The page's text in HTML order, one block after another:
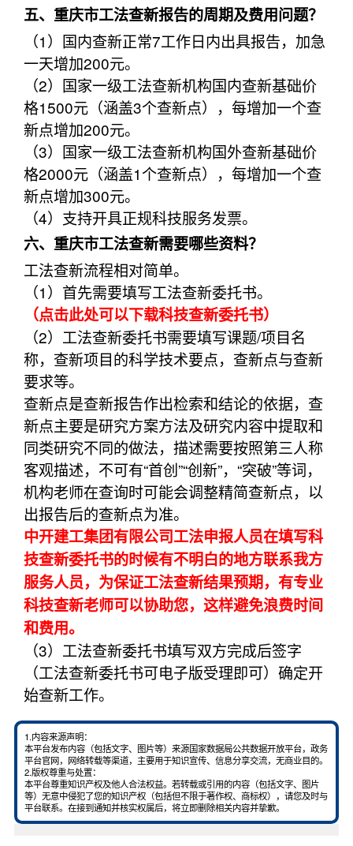
五、重庆市工法查新报告的周期及费用问题？
（1）国内查新正常7工作日内出具报告，加急
一天增加200元。
（2）国家一级工法查新机构国内查新基础价
格1500元（涵盖3个查新点），每增加一个查
新点增加200元。
（3）国家一级工法查新机构国外查新基础价
格2000元（涵盖1个查新点），每增加一个查
新点增加300元。
（4）支持开具正规科技服务发票。
六、重庆市工法查新需要哪些资料？
工法查新流程相对简单。
（1）首先需要填写工法查新委托书。
（点击此处可以下载科技查新委托书）
（2）工法查新委托书需要填写课题/项目名
称，查新项目的科学技术要点，查新点与查新
要求等。
查新点是查新报告作出检索和结论的依据，查
新点主要是研究方案方法及研究内容中提取和
同类研究不同的做法，描述需要按照第三人称
客观描述，不可有“首创”“创新”，“突破”等词，
机构老师在查询时可能会调整精简查新点，以
出报告后的查新点为准。
中开建工集团有限公司工法申报人员在填写科
技查新委托书的时候有不明白的地方联系我方
服务人员，为保证工法查新结果预期，有专业
科技查新老师可以协助您，这样避免浪费时间
和费用。
（3）工法查新委托书填写双方完成后签字
（工法查新委托书可电子版受理即可）确定开
始查新工作。
1.内容来源声明：
本平台发布内容（包括文字、图片等）来源国家数据局公共数据开放平台，政务
平台官网，网络转载等渠道，主要用于知识宣传、信息分享交流，无商业目的。
2.版权尊重与处置：
本平台尊重知识产权及他人合法权益。若转载或引用的内容（包括文字、图片
等）无意中侵犯了您的知识产权（包括但不限于著作权、商标权），请您及时与
平台联系。在接到通知并核实权属后，将立即删除相关内容并挚歉。